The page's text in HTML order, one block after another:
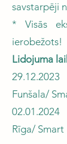
savstarpēji
* Visās
ierobežots!
Lidojuma
29.12.2023
Funšala/
02.01.2024
Rīga/ Smart